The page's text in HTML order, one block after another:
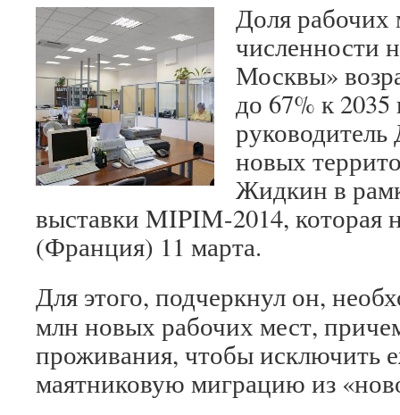
Доля рабочих
численности
Москвы»
до 67% к
руководитель
новых
Жидкин в
выставки MIPIM-2014, которая
(Франция) 11 марта.
Для этого, подчеркнул он,
млн новых рабочих мест,
проживания, чтобы исключить
маятниковую миграцию из